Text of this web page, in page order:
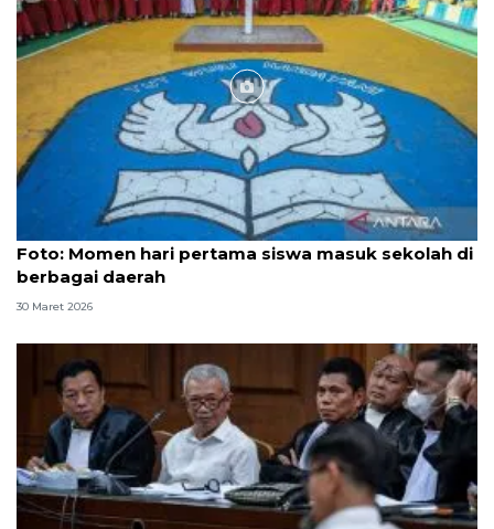
Foto: Momen hari pertama siswa masuk sekolah di
berbagai daerah
30 Maret 2026